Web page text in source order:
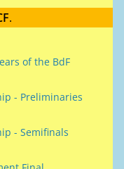
- Preliminaries
- Semifinals
Final
2026 –